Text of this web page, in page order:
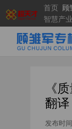
首页 顾
智慧产业
《
翻译
发布时